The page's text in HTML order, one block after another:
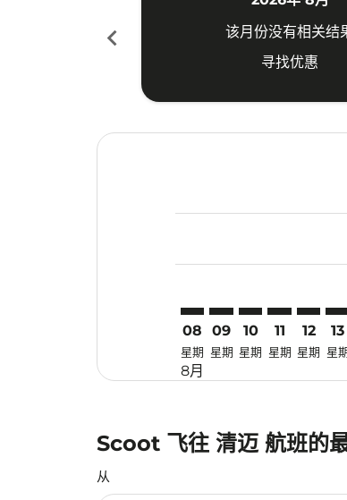
chevron_left
该月份没有相关结
寻找优惠
08
星期
8月
09
星期
10
星期
11
星期
12
星期
13
星
Scoot 飞往 清迈 航班的
从